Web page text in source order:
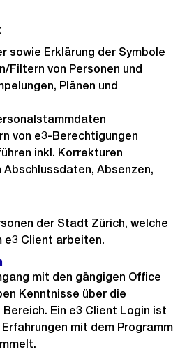
sowie Erklärung der Symbole
Filtern von Personen und
Plänen und
von e3-Berechtigungen
inkl. Korrekturen
Abschlussdaten, Absenzen,
der Stadt Zürich, welche
e3 Client arbeiten.
mit den gängigen Office
Kenntnisse über die
Ein e3 Client Login ist
mit dem Programm